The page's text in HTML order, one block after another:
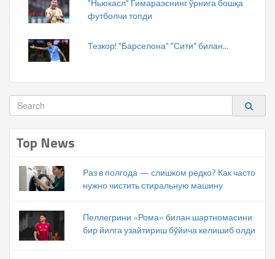
"Ньюкасл" Гимараэснинг ўрнига бошқа
футболчи топди
Тезкор! "Барселона" "Сити" билан...
Top News
Раз в полгода — слишком редко? Как часто
нужно чистить стиральную машину
Пеллегрини «Рома» билан шартномасини
бир йилга узайтириш бўйича келишиб олди